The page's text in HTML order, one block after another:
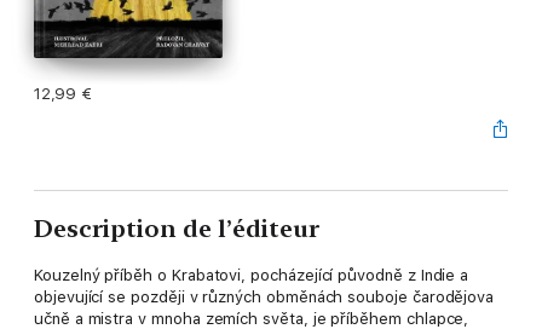
12,99 €
Description de l’éditeur
Kouzelný příběh o Krabatovi, pocházející původně z Indie a
objevující se později v různých obměnách souboje čarodějova
učně a mistra v mnoha zemích světa, je příběhem chlapce,